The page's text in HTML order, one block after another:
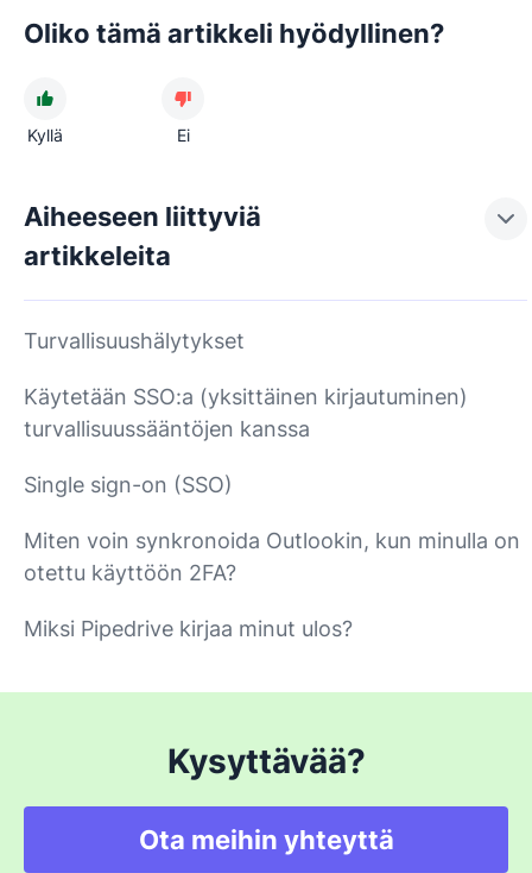
Oliko tämä artikkeli hyödyllinen?
Kyllä Ei
Aiheeseen liittyviä
artikkeleita
Turvallisuushälytykset
Käytetään SSO:a (yksittäinen kirjautuminen)
turvallisuussääntöjen kanssa
Single sign-on (SSO)
Miten voin synkronoida Outlookin, kun minulla on
otettu käyttöön 2FA?
Miksi Pipedrive kirjaa minut ulos?
Kysyttävää?
Ota meihin yhteyttä